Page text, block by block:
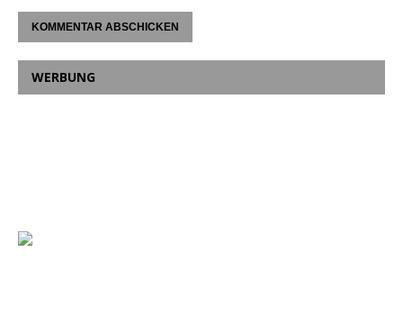
WERBUNG